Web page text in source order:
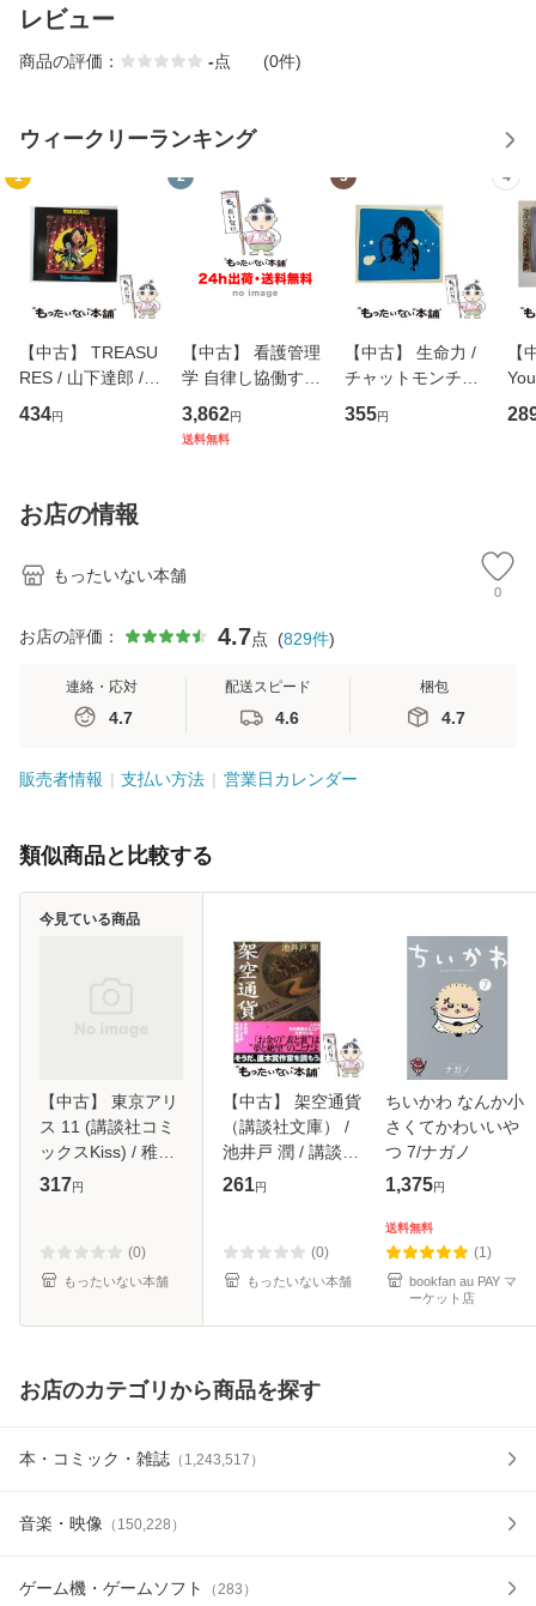
レビュー
商品の評価： -点 (0件)
ウィークリーランキング
1
【中古】 TREASU
RES / 山下達郎 /
イーストウエス
ト・ジャパン [CD]
434円
2
【中古】 看護管理
学 自律し協働する
専門職の看護マネ
ジメントスキル 改
3,862円
送料無料
3
【中古】 生命力 /
チャットモンチー /
キューンレコード
[CD]【メール便送
355円
4
【
のが
お店の情報
もったいない本舗
0
お店の評価： 4.7点 (829件)
連絡・応対
4.7
配送スピード
4.6
梱包
4.7
販売者情報 支払い方法 営業日カレンダー
類似商品と比較する
【中古】 東京アリ
ス 11 (講談社コミ
ックスKiss) / 稚野
鳥子 / 講談社 [コミ
317円
(0)
もったいない本舗
今見ている商品
【中古】 架空通貨
（講談社文庫） /
池井戸 潤 / 講談社
[文庫]【メール便送
261円
(0)
もったいない本舗
ちいかわ なんか小
さくてかわいいや
つ 7/ナガノ
1,375円
送料無料
(1)
bookfan au PAY マ
ーケット店
お店のカテゴリから商品を探す
本・コミック・雑誌 （ 1,243,517 ）
音楽・映像 （ 150,228 ）
ゲーム機・ゲームソフト （283 ）